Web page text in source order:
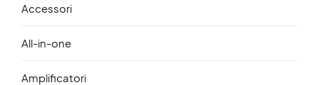
Accessori
All-in-one
Amplificatori